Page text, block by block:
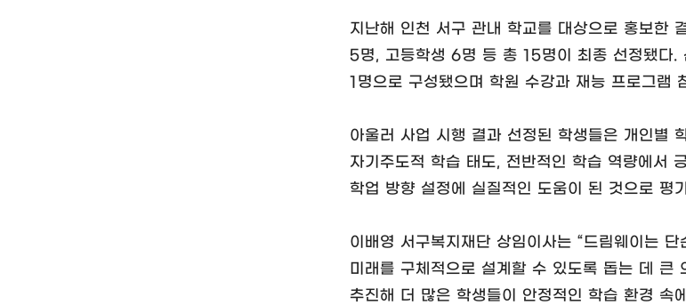
지난해 인천 서구 관내 학교를 대상으로 홍보한
5명, 고등학생 6명 등 총 15명이 최종 선정됐다
1명으로 구성됐으며 학원 수강과 재능 프로그램
아울러 사업 시행 결과 선정된 학생들은 개인별
자기주도적 학습 태도, 전반적인 학습 역량에서
학업 방향 설정에 실질적인 도움이 된 것으로 평
이배영 서구복지재단 상임이사는 “드림웨이는
미래를 구체적으로 설계할 수 있도록 돕는 데 큰
추진해 더 많은 학생들이 안정적인 학습 환경 속